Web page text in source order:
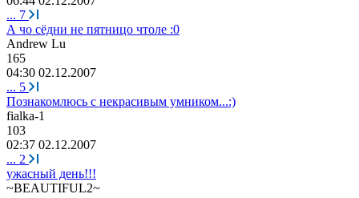
... 7
А чо сёдни не пятницо чтоле :0
Andrew Lu
165
04:30 02.12.2007
... 5
Познакомлюсь с некрасивым умником...:)
fialka-1
103
02:37 02.12.2007
... 2
ужасный день!!!
~BEAUTIFUL2~